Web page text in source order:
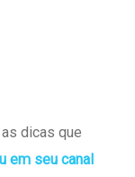
dicas que
em seu canal